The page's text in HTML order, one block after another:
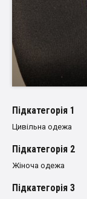
Пiдкатегорiя 1
Цивільна одежа
Пiдкатегорiя 2
Жіноча одежа
Пiдкатегорiя 3